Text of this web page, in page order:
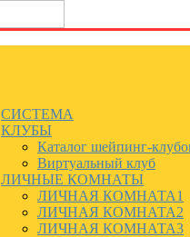
СИСТЕМА
КЛУБЫ
Каталог шейпинг-
Виртуальный клуб
ЛИЧНЫЕ КОМНАТЫ
ЛИЧНАЯ КОМНАТА1
ЛИЧНАЯ КОМНАТА2
ЛИЧНАЯ КОМНАТА3